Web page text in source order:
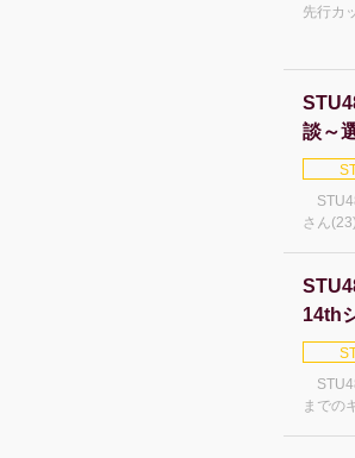
先行カット第
談～
さん
14th
までの